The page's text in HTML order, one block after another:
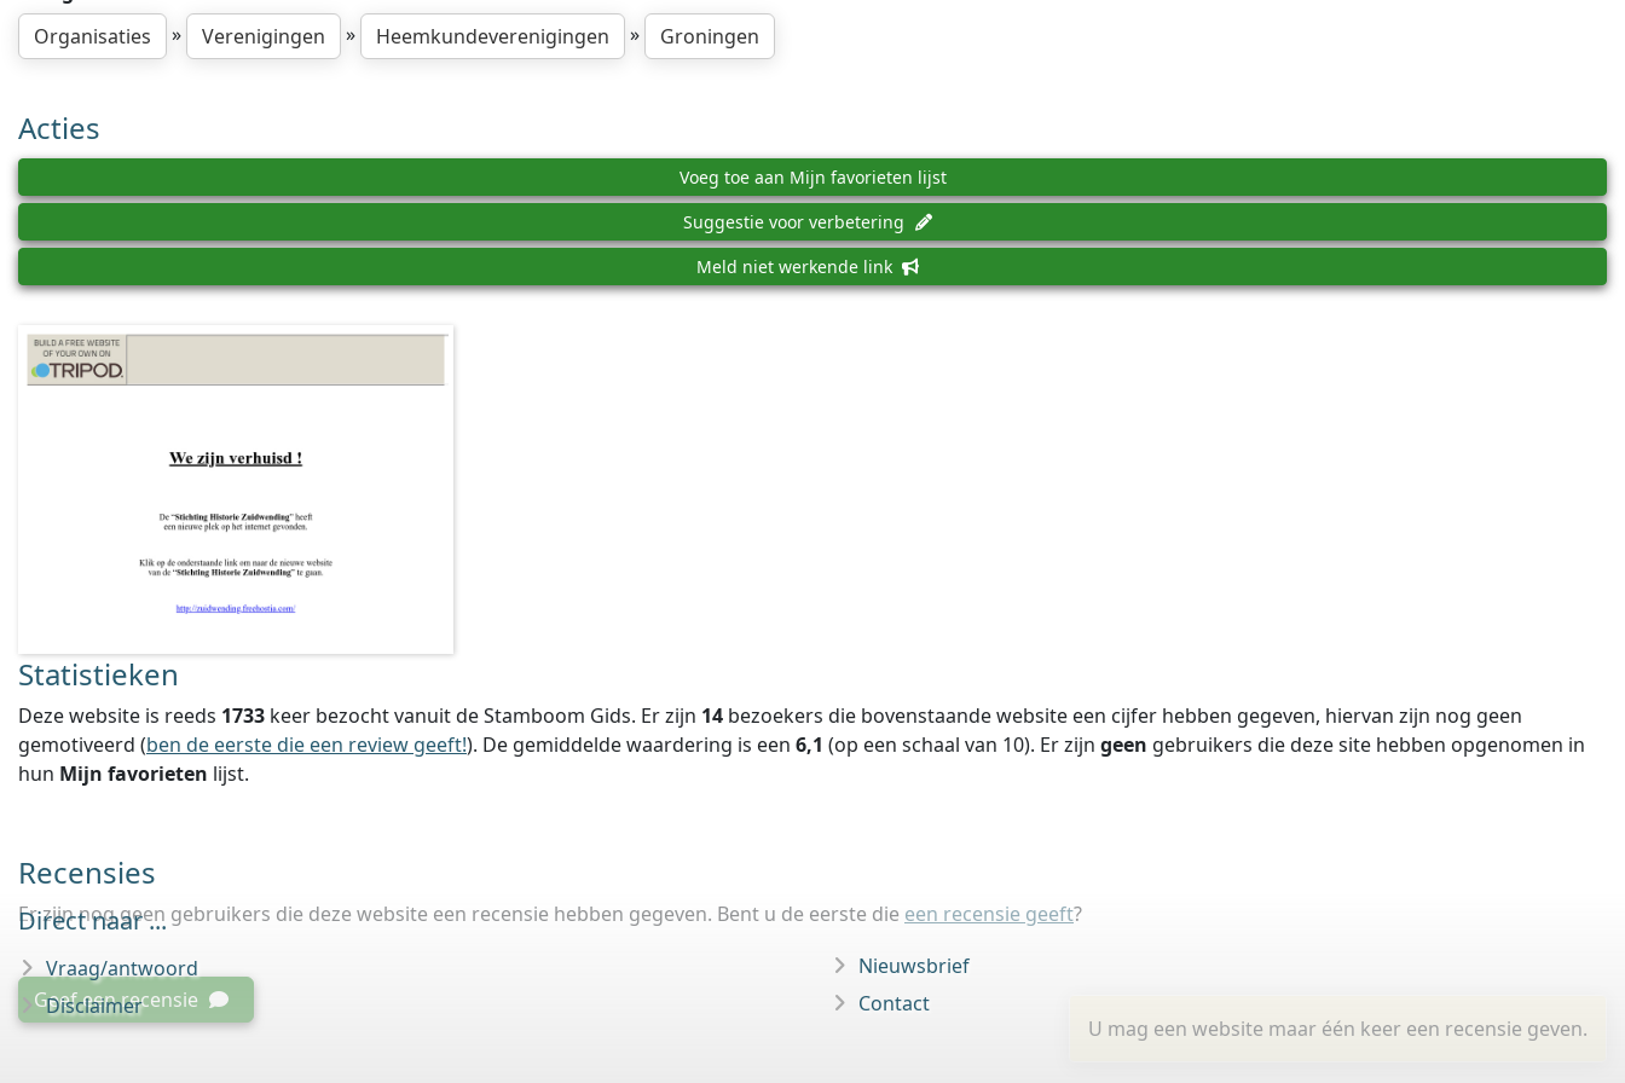
Organisaties
» Verenigingen » Heemkundeverenigingen » Groningen
Acties
Voeg toe aan Mijn favorieten lijst
Suggestie voor verbetering
Meld niet werkende link
Statistieken
Deze website is reeds 1733 keer bezocht vanuit de Stamboom Gids. Er zijn 14 bezoekers die bovenstaande website een cijfer hebben gegeven, hiervan zijn nog geen
gemotiveerd (ben de eerste die een review geeft!). De gemiddelde waardering is een 6,1 (op een schaal van 10). Er zijn geen gebruikers die deze site hebben opgenomen in
hun Mijn favorieten lijst.
Recensies
Er zijn nog geen gebruikers die deze website een recensie hebben gegeven. Bent u de eerste die een recensie geeft?
U mag een website maar één keer een recensie geven.
Geef een recensie
Direct naar ...
Vraag/antwoord
Disclaimer
Nieuwsbrief
Contact